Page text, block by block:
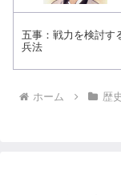
五事：戦力を検討す
兵法
ホーム 歴